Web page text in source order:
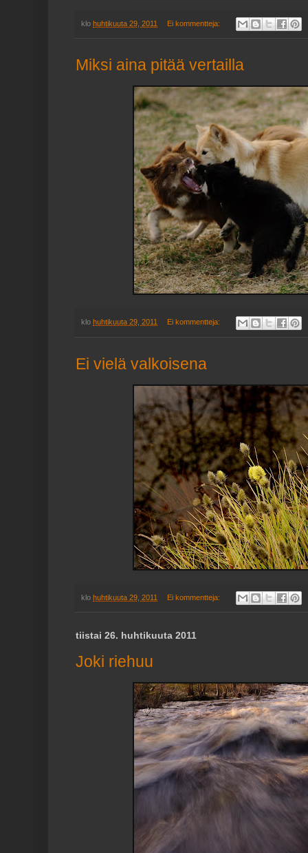
klo huhtikuuta 29, 2011 Ei kommentteja:
Miksi aina pitää vertailla
klo huhtikuuta 29, 2011 Ei kommentteja:
Ei vielä valkoisena
klo huhtikuuta 29, 2011 Ei kommentteja:
tiistai 26. huhtikuuta 2011
Joki riehuu